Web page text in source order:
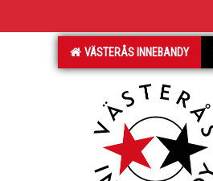
VÄSTERÅS INNEBANDY